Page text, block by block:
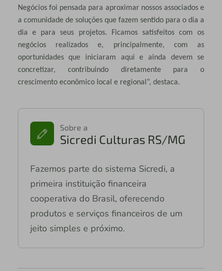
Negócios foi pensada para aproximar nossos associados e
a comunidade de soluções que fazem sentido para o dia a
dia e para seus projetos. Ficamos satisfeitos com os
negócios realizados e, principalmente, com as
oportunidades que iniciaram aqui e ainda devem se
concretizar, contribuindo diretamente para o
crescimento econômico local e regional”, destaca.
Sobre a
Sicredi Culturas RS/MG
Fazemos parte do sistema Sicredi, a
primeira instituição financeira
cooperativa do Brasil, oferecendo
produtos e serviços financeiros de um
jeito simples e próximo.